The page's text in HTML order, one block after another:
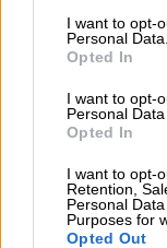
I want to opt-
Personal Data.
Opted In
I want to opt-
Personal
Opted In
I want to opt-
Retention,
Personal
Purposes for
Opted Out
testata
(nr. 1 dd